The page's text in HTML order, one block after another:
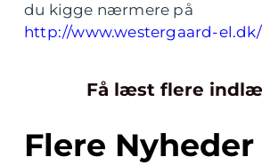
du kigge nærmere på
http://www.westergaard-
Få læst flere
Flere Nyheder